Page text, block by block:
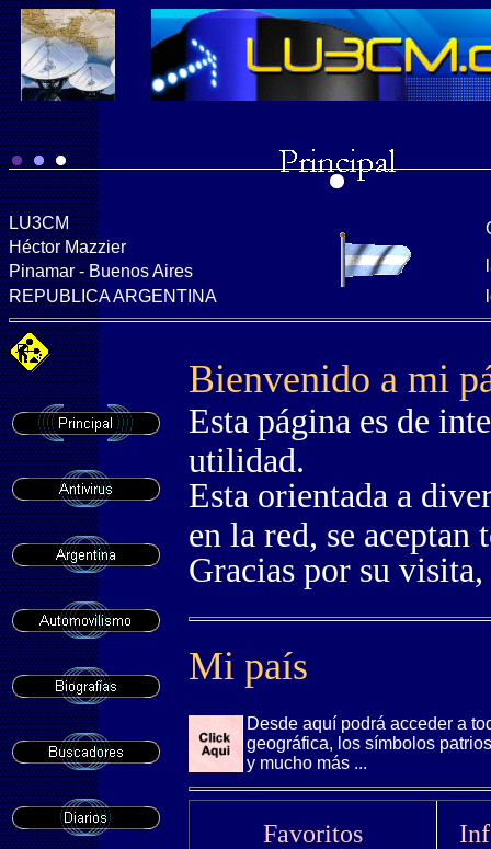
LU3CM
Héctor Mazzier
Pinamar - Buenos Aires
REPUBLICA ARGENTINA
Bienvenido a mi
Esta página es de
utilidad.
Esta orientada a
en la red, se
Gracias por su
Mi país
Desde aquí podrá acceder a
geográfica, los símbolos
y mucho más ...
Favoritos